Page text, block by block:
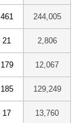
461 244,005
21 2,806
179 12,067
185 129,249
17 13,760